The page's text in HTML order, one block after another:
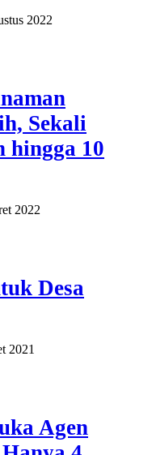
2022
Sekali
hingga 10
2022
Desa
2021
Agen